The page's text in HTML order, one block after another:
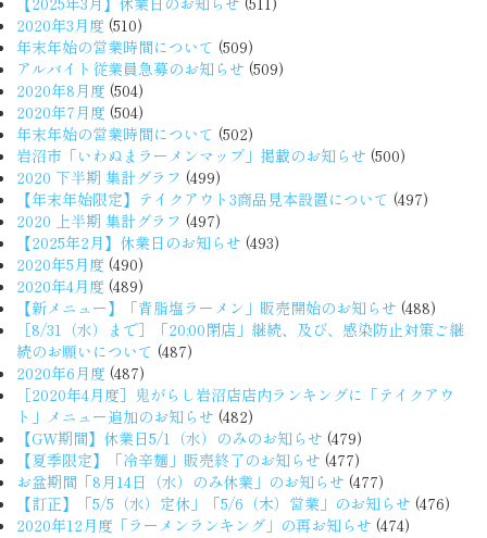
2020年3月度 (510)
年末年始の営業時間について (509)
アルバイト従業員急募のお知らせ (509)
2020年8月度 (504)
2020年7月度 (504)
年末年始の営業時間について (502)
岩沼市「いわぬまラーメンマップ」掲載のお知らせ (500)
2020 下半期 集計グラフ (499)
【年末年始限定】テイクアウト3商品見本設置について (497)
2020 上半期 集計グラフ (497)
【2025年2月】休業日のお知らせ (493)
2020年5月度 (490)
2020年4月度 (489)
【新メニュー】「背脂塩ラーメン」販売開始のお知らせ (488)
［8/31（水）まで］「20:00閉店」継続、及び、感染防止対策ご継
続のお願いについて (487)
2020年6月度 (487)
［2020年4月度］鬼がらし岩沼店店内ランキングに「テイクアウ
ト」メニュー追加のお知らせ (482)
【GW期間】休業日5/1（水）のみのお知らせ (479)
【夏季限定】「冷辛麺」販売終了のお知らせ (477)
お盆期間「8月14日（水）のみ休業」のお知らせ (477)
【訂正】「5/5（水）定休」「5/6（木）営業」のお知らせ (476)
2020年12月度「ラーメンランキング」の再お知らせ (474)